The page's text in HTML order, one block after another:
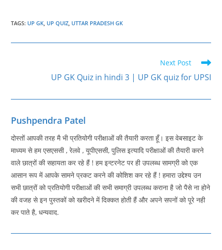
TAGS: UP GK, UP QUIZ, UTTAR PRADESH GK
Next Post
UP GK Quiz in hindi 3 | UP GK quiz for UPSI
Pushpendra Patel
दोस्तों आपकी तरह मै भी प्रतियोगी परीक्षाओं की तैयारी करता हूँ। इस वेबसाइट के
माध्यम से हम एसएससी , रेलवे , यूपीएससी, पुलिस इत्यादि परीक्षाओं की तैयारी करने
वाले छात्रों की सहायता कर रहे हैं ! हम इन्टरनेट पर ही उपलब्ध सामग्री को एक
आसान रूप में आपके सामने प्रकट करने की कोशिश कर रहे हैं ! हमारा उद्देश्य उन
सभी छात्रों को प्रतियोगी परीक्षाओं की सभी समाग्री उपलब्ध कराना है जो पैसे ना होने
की वजह से इन पुस्तकों को खरीदने में दिक्कत होती हैं और अपने सपनों को पूरे नही
कर पाते है, धन्यवाद.